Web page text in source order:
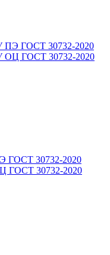
ПЭ ГОСТ 30732-2020
ОЦ ГОСТ 30732-2020
ГОСТ 30732-2020
ГОСТ 30732-2020